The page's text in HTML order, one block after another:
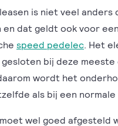
is niet veel anders
en dat geldt ook voor een
speed pedelec . Het
bij deze
wordt het
als bij een normale
wel goed afgesteld